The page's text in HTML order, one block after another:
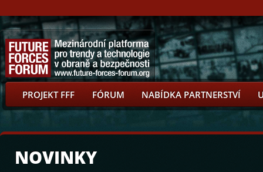
PROJEKT FFF FÓRUM NABÍDKA PARTNERSTVÍ
NOVINKY